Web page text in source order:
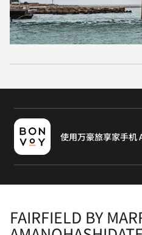
使用万豪旅享家手机
FAIRFIELD BY